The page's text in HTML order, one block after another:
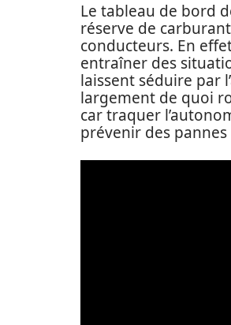
Le tableau de bord
réserve de
conducteurs. En
entraîner des
laissent séduire par
largement de quoi
car traquer
prévenir des